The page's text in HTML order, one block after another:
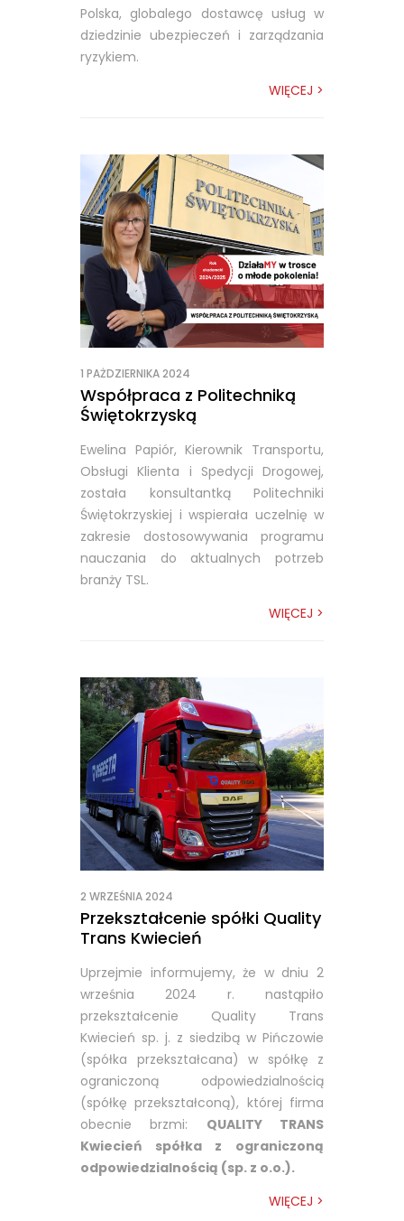
Polska, globalego dostawcę usług w
dziedzinie ubezpieczeń i zarządzania
ryzykiem.
WIĘCEJ >
1 PAŻDZIERNIKA 2024
Współpraca z Politechniką
Świętokrzyską
Ewelina Papiór, Kierownik Transportu,
Obsługi Klienta i Spedycji Drogowej,
została konsultantką Politechniki
Świętokrzyskiej i wspierała uczelnię w
zakresie dostosowywania programu
nauczania do aktualnych potrzeb
branży TSL.
WIĘCEJ >
2 WRZEŚNIA 2024
Przekształcenie spółki Quality
Trans Kwiecień
Uprzejmie informujemy, że w dniu 2
września 2024 r. nastąpiło
przekształcenie Quality Trans
Kwiecień sp. j. z siedzibą w Pińczowie
(spółka przekształcana) w spółkę z
ograniczoną odpowiedzialnością
(spółkę przekształconą), której firma
obecnie brzmi: QUALITY TRANS
Kwiecień spółka z ograniczoną
odpowiedzialnością (sp. z o.o.).
WIĘCEJ >